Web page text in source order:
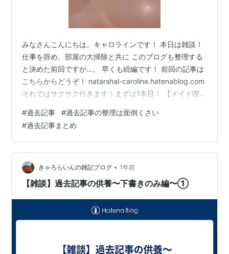
みなさんこんにちは。キャロラインです！ 本日は雑談！
仕事を辞め、部屋の大掃除と共に このブログも整理する
と決めた前回ですが…。 早くも続編です！ 前回の記事は
こちらからどうぞ！ natarshal-caroline.hatenablog.com
それではサクサク行きます！まずは1本目！ 【メイド喫
ル中ステップ、ただの貧乏ゆすりVer.2.0 ※開始早々読者
をふるいにかける 本日はメイド喫茶！！！(圧で押し切
る) 今回も「Antique Cafe(アンティークカフェ)」さんに
お邪魔してきました！ 前回はお誕生日のお祝いをしても
らいました。そん…
#過去記事 #過去記事の整理は面倒くさい
#過去記事まとめ
きゃろらいんの雑記ブログ • 1年前
【雑談】過去記事の供養〜下書きのみ編〜①